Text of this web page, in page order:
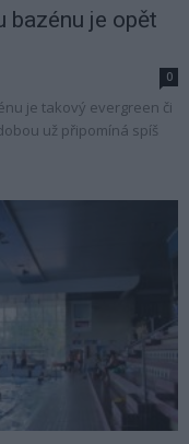
bazénu je opět
0
je takový evergreen či
už připomíná spíš